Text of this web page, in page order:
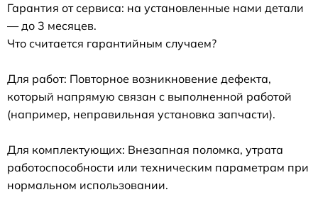
Гарантия от сервиса: на установленные нами детали
— до 3 месяцев.
Что считается гарантийным случаем?
Для работ: Повторное возникновение дефекта,
который напрямую связан с выполненной работой
(например, неправильная установка запчасти).
Для комплектующих: Внезапная поломка, утрата
работоспособности или техническим параметрам при
нормальном использовании.